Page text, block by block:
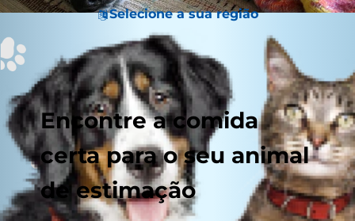
Selecione a sua região
Encontre a comida
certa para o seu animal
de estimação